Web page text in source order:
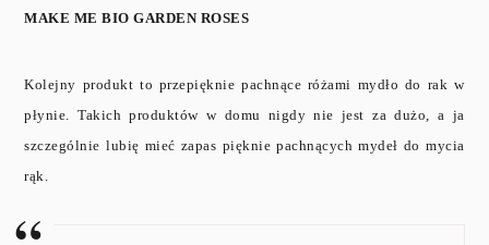
MAKE ME BIO GARDEN ROSES
Kolejny produkt to przepięknie pachnące różami mydło do rak w
płynie. Takich produktów w domu nigdy nie jest za dużo, a ja
szczególnie lubię mieć zapas pięknie pachnących mydeł do mycia
rąk.